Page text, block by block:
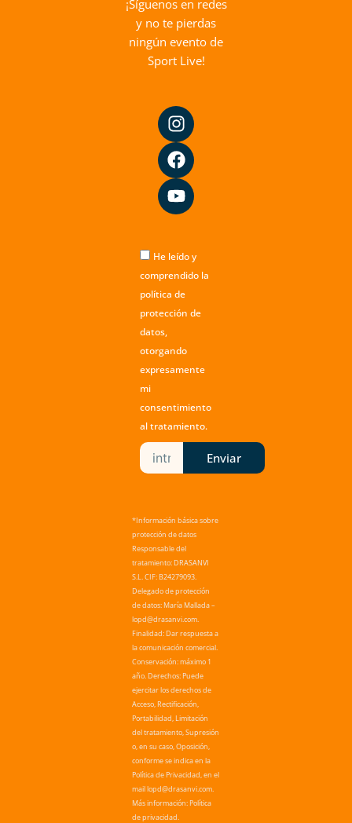
¡Síguenos en redes
y no te pierdas
ningún evento de
Sport Live!
I
n
s
t
a
g
r
m
F
a
c
e
b
o
o
Y
o
u
t
u
b
e
He leído y
comprendido la
política de
protección de
datos,
otorgando
expresamente
mi
consentimiento
al tratamiento.
Enviar
*Información básica sobre
protección de datos
Responsable del
tratamiento: DRASANVI
S.L. CIF: B24279093.
Delegado de protección
de datos: María Mallada –
lopd@drasanvi.com.
Finalidad: Dar respuesta a
la comunicación comercial.
Conservación: máximo 1
año. Derechos: Puede
ejercitar los derechos de
Acceso, Rectificación,
Portabilidad, Limitación
del tratamiento, Supresión
o, en su caso, Oposición,
conforme se indica en la
Política de Privacidad, en el
mail lopd@drasanvi.com.
Más información: Política
de privacidad.